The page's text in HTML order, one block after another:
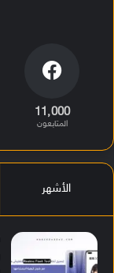
11٬000
المتابعون
الأشهر